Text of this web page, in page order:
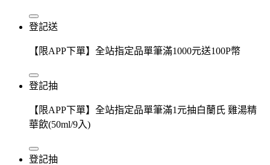
登記送
【限APP下單】全站指定品單筆滿1000元送100P幣
登記抽
【限APP下單】全站指定品單筆滿1元抽白蘭氏 雞湯精
華飲(50ml/9入)
登記抽